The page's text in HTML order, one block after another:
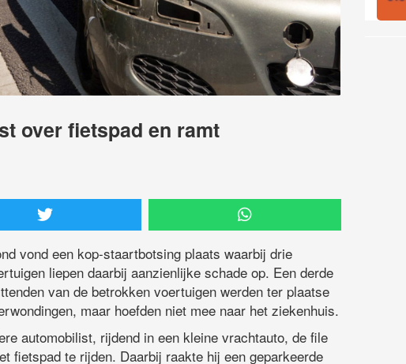
over fietspad en ramt
vond een kop-staartbotsing plaats waarbij drie
liepen daarbij aanzienlijke schade op. Een derde
van de betrokken voertuigen werden ter plaatse
maar hoefden niet mee naar het ziekenhuis.
automobilist, rijdend in een kleine vrachtauto, de file
fietspad te rijden. Daarbij raakte hij een geparkeerde